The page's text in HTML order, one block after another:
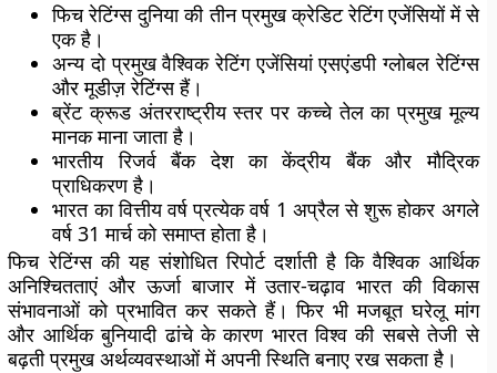
फिच रेटिंग्स दुनिया की तीन प्रमुख क्रेडिट रेटिंग एजेंसियों में से
एक है।
अन्य दो प्रमुख वैश्विक रेटिंग एजेंसियां एसएंडपी ग्लोबल रेटिंग्स
और मूडीज़ रेटिंग्स हैं।
ब्रेंट क्रूड अंतरराष्ट्रीय स्तर पर कच्चे तेल का प्रमुख मूल्य
मानक माना जाता है।
भारतीय रिजर्व बैंक देश का केंद्रीय बैंक और मौद्रिक
प्राधिकरण है।
भारत का वित्तीय वर्ष प्रत्येक वर्ष 1 अप्रैल से शुरू होकर अगले
वर्ष 31 मार्च को समाप्त होता है।
फिच रेटिंग्स की यह संशोधित रिपोर्ट दर्शाती है कि वैश्विक आर्थिक
अनिश्चितताएं और ऊर्जा बाजार में उतार-चढ़ाव भारत की विकास
संभावनाओं को प्रभावित कर सकते हैं। फिर भी मजबूत घरेलू मांग
और आर्थिक बुनियादी ढांचे के कारण भारत विश्व की सबसे तेजी से
बढ़ती प्रमुख अर्थव्यवस्थाओं में अपनी स्थिति बनाए रख सकता है।